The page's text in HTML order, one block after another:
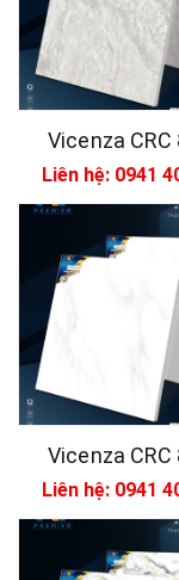
Vicenza CRC
Liên hệ: 0941
Vicenza CRC
Liên hệ: 0941